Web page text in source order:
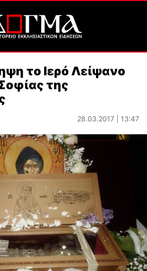
το Ιερό Λείψανο
της
28.03.2017 | 13:47